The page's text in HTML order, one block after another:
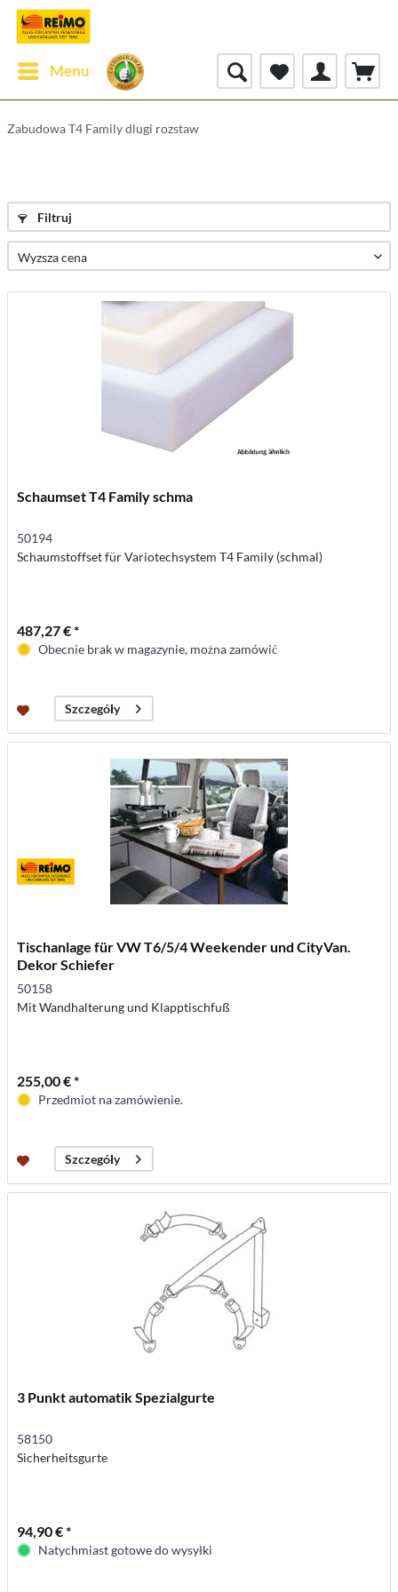
Menu
Zabudowa T4 Family dlugi rozstaw
Filtruj
Schaumset T4 Family schma
50194
Schaumstoffset für Variotechsystem T4 Family (schmal)
487,27 € *
Obecnie brak w magazynie, można zamówić
Szczegóły
Tischanlage für VW T6/5/4 Weekender und CityVan.
Dekor Schiefer
50158
Mit Wandhalterung und Klapptischfuß
255,00 € *
Przedmiot na zamówienie.
Szczegóły
3 Punkt automatik Spezialgurte
58150
Sicherheitsgurte
94,90 € *
Natychmiast gotowe do wysyłki